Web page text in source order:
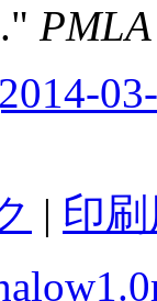
PMLA
| 印